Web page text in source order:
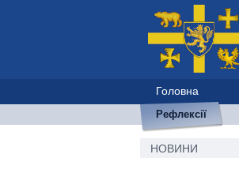
Головна
Рефлексії
НОВИНИ